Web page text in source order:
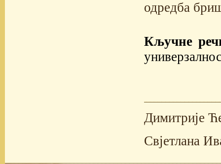
одредба
Кључне
Димитрије
Свјетлана